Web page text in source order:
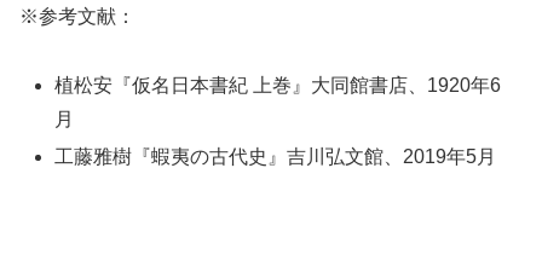
※参考文献：
植松安『仮名日本書紀 上巻』大同館書店、1920年6
月
工藤雅樹『蝦夷の古代史』吉川弘文館、2019年5月